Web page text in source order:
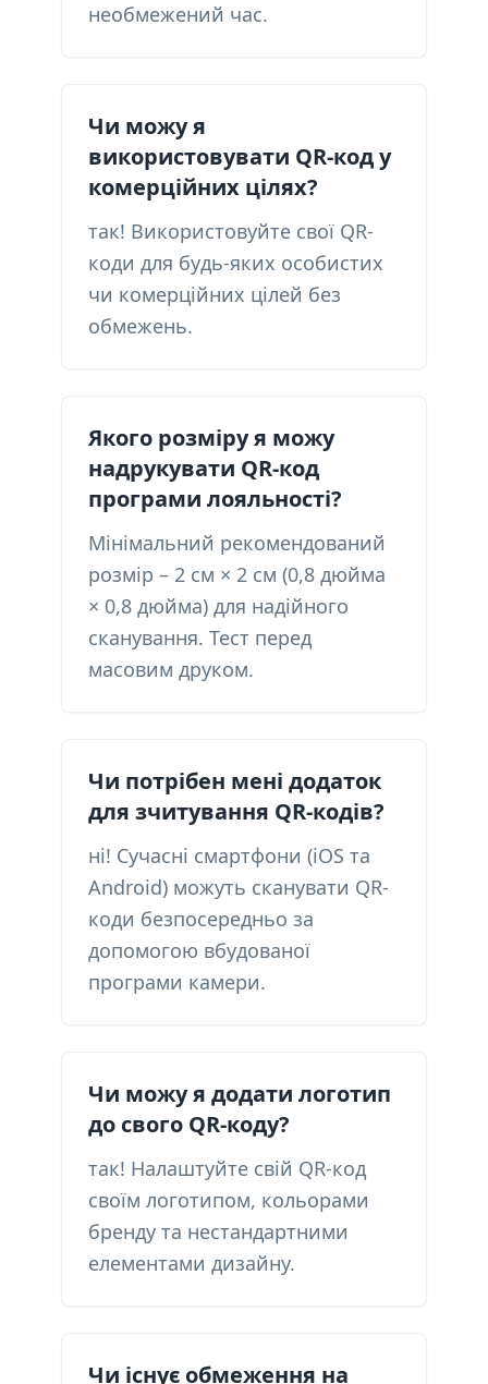
необмежений час.
Чи можу я
використовувати QR-код у
комерційних цілях?
так! Використовуйте свої QR-
коди для будь-яких особистих
чи комерційних цілей без
обмежень.
Якого розміру я можу
надрукувати QR-код
програми лояльності?
Мінімальний рекомендований
розмір – 2 см × 2 см (0,8 дюйма
× 0,8 дюйма) для надійного
сканування. Тест перед
масовим друком.
Чи потрібен мені додаток
для зчитування QR-кодів?
ні! Сучасні смартфони (iOS та
Android) можуть сканувати QR-
коди безпосередньо за
допомогою вбудованої
програми камери.
Чи можу я додати логотип
до свого QR-коду?
так! Налаштуйте свій QR-код
своїм логотипом, кольорами
бренду та нестандартними
елементами дизайну.
Чи існує обмеження на